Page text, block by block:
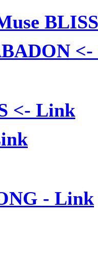
BLISS
<- Link
- Link